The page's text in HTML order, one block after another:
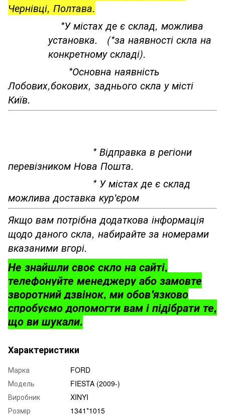
Чернівці, Полтава.
*У містах де є склад, можлива
установка. (*за наявності скла на
конкретному складі).
*Основна наявність
Лобових,бокових, заднього скла у місті
Київ.
* Відправка в регіони
перевізником Нова Пошта.
* У містах де є склад
можлива доставка кур'єром
Якщо вам потрібна додаткова інформація
щодо даного скла, набирайте за номерами
вказаними вгорі.
Не знайшли своє скло на сайті,
телефонуйте менеджеру або замовте
зворотний дзвінок, ми обов'язково
спробуємо допомогти вам і підібрати те,
що ви шукали.
Характеристики
Марка
FORD
Модель
FIESTA (2009-)
Виробник
XINYI
Розмір
1341*1015